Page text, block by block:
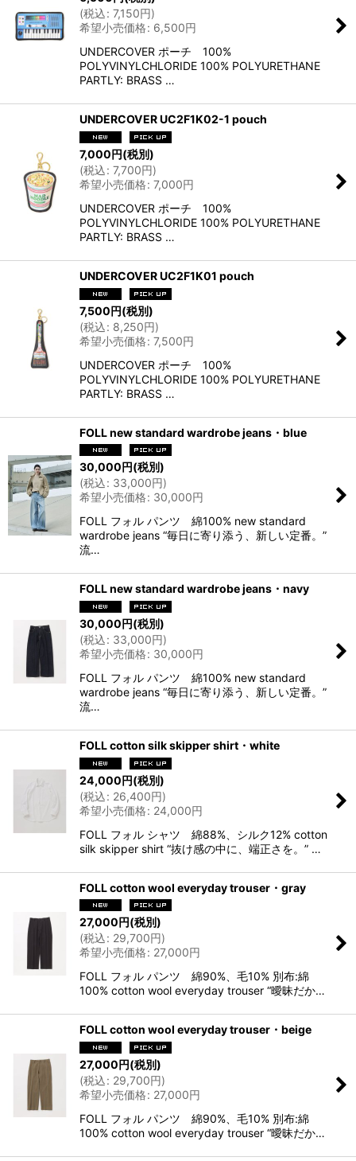
(税込: 7,150円)
希望小売価格: 6,500円
UNDERCOVER ポーチ 100%
POLYVINYLCHLORIDE 100% POLYURETHANE
PARTLY: BRASS …
UNDERCOVER UC2F1K02-1 pouch
7,000円(税別)
(税込: 7,700円)
希望小売価格: 7,000円
UNDERCOVER ポーチ 100%
POLYVINYLCHLORIDE 100% POLYURETHANE
PARTLY: BRASS …
UNDERCOVER UC2F1K01 pouch
7,500円(税別)
(税込: 8,250円)
希望小売価格: 7,500円
UNDERCOVER ポーチ 100%
POLYVINYLCHLORIDE 100% POLYURETHANE
PARTLY: BRASS …
FOLL new standard wardrobe jeans・blue
30,000円(税別)
(税込: 33,000円)
希望小売価格: 30,000円
FOLL フォル パンツ 綿100% new standard
wardrobe jeans “毎日に寄り添う、新しい定番。”
流…
FOLL new standard wardrobe jeans・navy
30,000円(税別)
(税込: 33,000円)
希望小売価格: 30,000円
FOLL フォル パンツ 綿100% new standard
wardrobe jeans “毎日に寄り添う、新しい定番。”
流…
FOLL cotton silk skipper shirt・white
24,000円(税別)
(税込: 26,400円)
希望小売価格: 24,000円
FOLL フォル シャツ 綿88%、シルク12% cotton
silk skipper shirt “抜け感の中に、端正さを。” …
FOLL cotton wool everyday trouser・gray
27,000円(税別)
(税込: 29,700円)
希望小売価格: 27,000円
FOLL フォル パンツ 綿90%、毛10% 別布:綿
100% cotton wool everyday trouser “曖昧だか…
FOLL cotton wool everyday trouser・beige
27,000円(税別)
(税込: 29,700円)
希望小売価格: 27,000円
FOLL フォル パンツ 綿90%、毛10% 別布:綿
100% cotton wool everyday trouser “曖昧だか…